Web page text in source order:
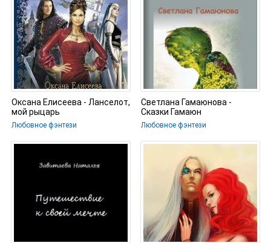
Оксана Елисеева - Ланселот,
мой рыцарь
Любовное фэнтези
Светлана Гамаюнова -
Сказки Гамаюн
Любовное фэнтези